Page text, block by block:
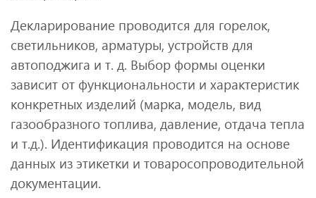
Декларирование проводится для горелок,
светильников, арматуры, устройств для
автоподжига и т. д. Выбор формы оценки
зависит от функциональности и характеристик
конкретных изделий (марка, модель, вид
газообразного топлива, давление, отдача тепла
и т.д.). Идентификация проводится на основе
данных из этикетки и товаросопроводительной
документации.